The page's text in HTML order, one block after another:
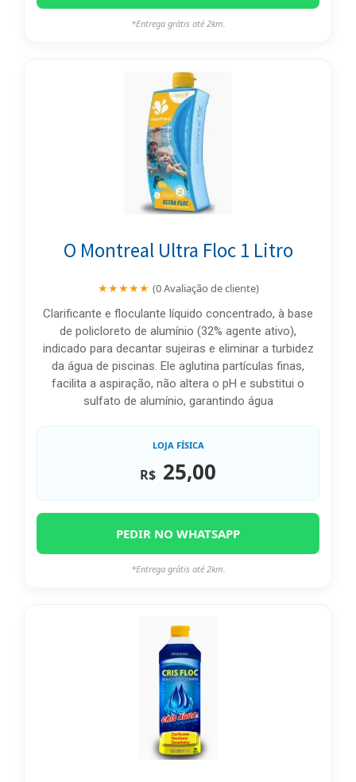
*Entrega grátis até 2km.
O Montreal Ultra Floc 1 Litro
★★★★★ (0 Avaliação de cliente)
Clarificante e floculante líquido concentrado, à base
de policloreto de alumínio (32% agente ativo),
indicado para decantar sujeiras e eliminar a turbidez
da água de piscinas. Ele aglutina partículas finas,
facilita a aspiração, não altera o pH e substitui o
sulfato de alumínio, garantindo água
LOJA FÍSICA
R$ 25,00
PEDIR NO WHATSAPP
*Entrega grátis até 2km.